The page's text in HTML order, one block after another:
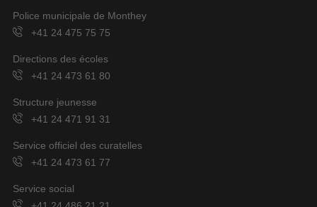
Police municipale de Monthey
+41 24 475 75 75
Directions des écoles
+41 24 473 61 80
Structure jeunesse
+41 24 471 91 31
Service officiel des curatelles
+41 24 473 61 77
Service social